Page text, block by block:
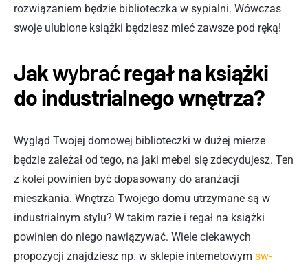
rozwiązaniem będzie biblioteczka w sypialni. Wówczas
swoje ulubione książki będziesz mieć zawsze pod ręką!
Jakwybraćregał na książki
do industrialnego wnętrza?
Wygląd Twojej domowej biblioteczki w dużej mierze
będzie zależał od tego, na jaki mebel się zdecydujesz. Ten
z kolei powinien być dopasowany do aranżacji
mieszkania. Wnętrza Twojego domu utrzymane są w
industrialnym stylu? W takim razie i regał na książki
powinien do niego nawiązywać. Wiele ciekawych
propozycji znajdziesz np. w sklepie internetowym sw-